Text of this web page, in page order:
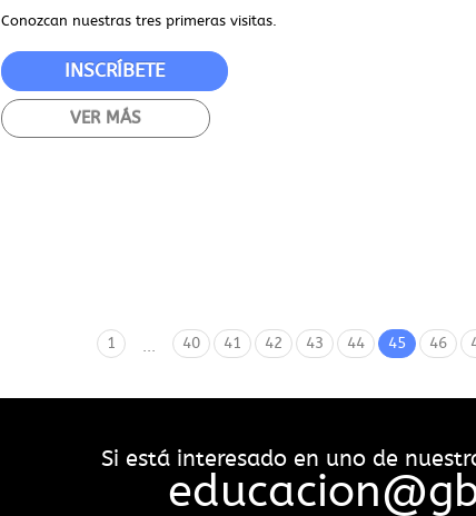
Conozcan nuestras tres primeras visitas.
INSCRÍBETE
VER MÁS
1 40 41 42 43 44 45 46
Si está interesado en uno de